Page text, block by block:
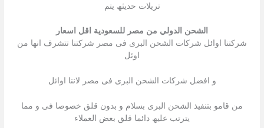
تریلات حدیثھ یتم
الشحن الدولي من مصر للسعودية اقل اسعار
شركتنا اوائل شركات الشحن البرى فى مصر شركتنا تتشرف انھا من
اوئل
و افضل شركات الشحن البرى فى مصر لاننا اوائل
من قامو بتنفیذ الشحن البرى بسلام و بدون قلق خصوصا فى و مما
یترتب علیھ دائما قلق بعض العملاء